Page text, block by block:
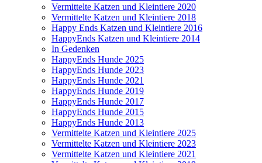
Vermittelte Katzen und Kleintiere 2020
Vermittelte Katzen und Kleintiere 2018
Happy Ends Katzen und Kleintiere 2016
HappyEnds Katzen und Kleintiere 2014
In Gedenken
HappyEnds Hunde 2025
HappyEnds Hunde 2023
HappyEnds Hunde 2021
HappyEnds Hunde 2019
HappyEnds Hunde 2017
HappyEnds Hunde 2015
HappyEnds Hunde 2013
Vermittelte Katzen und Kleintiere 2025
Vermittelte Katzen und Kleintiere 2023
Vermittelte Katzen und Kleintiere 2021